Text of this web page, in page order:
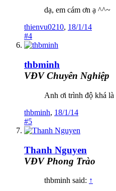
dạ, em cám ơn ạ ^^~
thienvu0210, 18/1/14
#4
thbminh
VĐV Chuyên Nghiệp
Anh ơi trình độ khá là
thbminh, 18/1/14
#5
Thanh Nguyen
VĐV Phong Trào
thbminh said: ↑